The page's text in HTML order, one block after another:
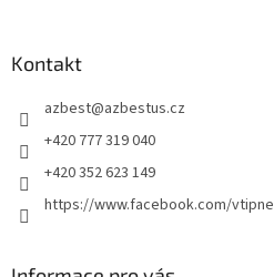
y
v
Kontakt
azbest@azbestus.cz
+420 777 319 040
+420 352 623 149
https://www.facebook.com/